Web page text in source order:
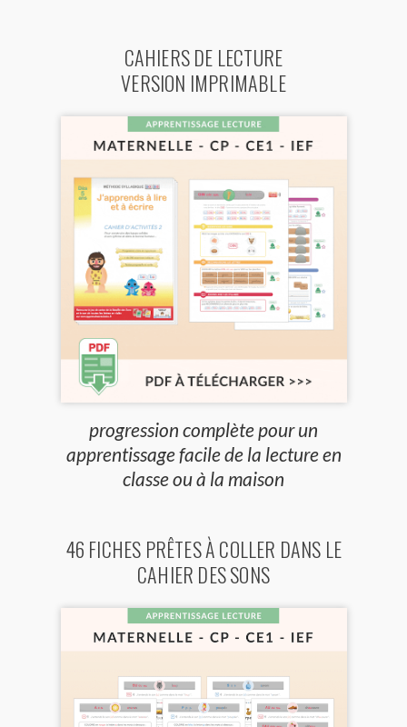
CAHIERS DE LECTURE
VERSION IMPRIMABLE
progression complète pour un
apprentissage facile de la lecture en
classe ou à la maison
46 FICHES PRÊTES À COLLER DANS LE
CAHIER DES SONS